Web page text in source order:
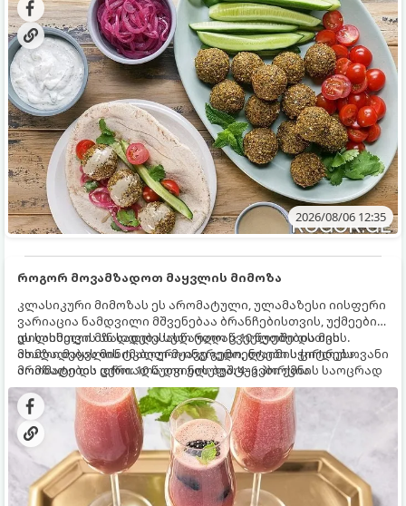
2026/08/06 12:35
როგორ მოვამზადოთ მაყვლის მიმოზა
კლასიკური მიმოზას ეს არომატული, ულამაზესი იისფერი
ვარიაცია ნამდვილი მშვენებაა ბრანჩებისთვის, უქმეების
დილისთვის ან სადღესასწაულო წვეულებებისთვის.
ახალი მაყვლის ტკბილ-მჟავე გემო, ლაიმის ციტრუსოვანი
არომატი და ცქრიალა ღვინის ბუშტუკები ქმნის საოცრად
დახვეწილ და მაგრილებელ კოქტეილს.
ეს სასმელი მზადდება სულ რაღაც 10 წუთში და მის
მომზადებას მინიმალური ინგრედიენტები სჭირდება.
მომზადების დრო: 10 წუთი ულუფა: 4–6 პორცია